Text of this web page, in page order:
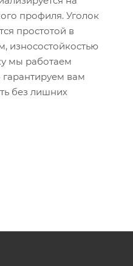
профиля. Уголок
простотой в
износостойкостью
мы работаем
вам
без лишних